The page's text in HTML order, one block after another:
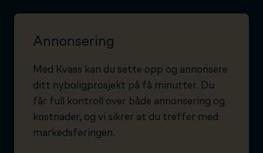
Annonsering
Med Kvass kan du sette opp og annonsere
ditt nyboligprosjekt på få minutter. Du
får full kontroll over både annonsering og
kostnader, og vi sikrer at du treffer med
markedsføringen.